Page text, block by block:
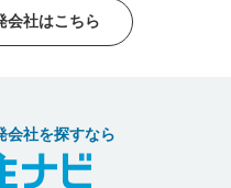
会社はこちら
会社を探すなら